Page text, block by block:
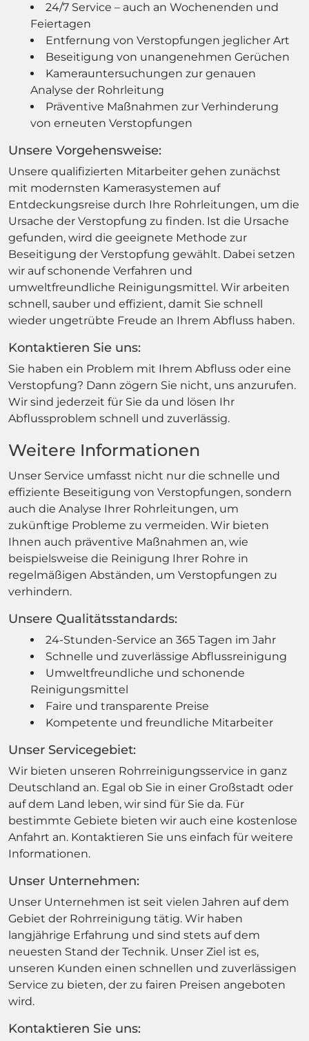
24/7 Service – auch an Wochenenden und
Feiertagen
Entfernung von Verstopfungen jeglicher Art
Beseitigung von unangenehmen Gerüchen
Kamerauntersuchungen zur genauen
Analyse der Rohrleitung
Präventive Maßnahmen zur Verhinderung
von erneuten Verstopfungen
Unsere Vorgehensweise:
Unsere qualifizierten Mitarbeiter gehen zunächst
mit modernsten Kamerasystemen auf
Entdeckungsreise durch Ihre Rohrleitungen, um die
Ursache der Verstopfung zu finden. Ist die Ursache
gefunden, wird die geeignete Methode zur
Beseitigung der Verstopfung gewählt. Dabei setzen
wir auf schonende Verfahren und
umweltfreundliche Reinigungsmittel. Wir arbeiten
schnell, sauber und effizient, damit Sie schnell
wieder ungetrübte Freude an Ihrem Abfluss haben.
Kontaktieren Sie uns:
Sie haben ein Problem mit Ihrem Abfluss oder eine
Verstopfung? Dann zögern Sie nicht, uns anzurufen.
Wir sind jederzeit für Sie da und lösen Ihr
Abflussproblem schnell und zuverlässig.
Weitere Informationen
Unser Service umfasst nicht nur die schnelle und
effiziente Beseitigung von Verstopfungen, sondern
auch die Analyse Ihrer Rohrleitungen, um
zukünftige Probleme zu vermeiden. Wir bieten
Ihnen auch präventive Maßnahmen an, wie
beispielsweise die Reinigung Ihrer Rohre in
regelmäßigen Abständen, um Verstopfungen zu
verhindern.
Unsere Qualitätsstandards:
24-Stunden-Service an 365 Tagen im Jahr
Schnelle und zuverlässige Abflussreinigung
Umweltfreundliche und schonende
Reinigungsmittel
Faire und transparente Preise
Kompetente und freundliche Mitarbeiter
Unser Servicegebiet:
Wir bieten unseren Rohrreinigungsservice in ganz
Deutschland an. Egal ob Sie in einer Großstadt oder
auf dem Land leben, wir sind für Sie da. Für
bestimmte Gebiete bieten wir auch eine kostenlose
Anfahrt an. Kontaktieren Sie uns einfach für weitere
Informationen.
Unser Unternehmen:
Unser Unternehmen ist seit vielen Jahren auf dem
Gebiet der Rohrreinigung tätig. Wir haben
langjährige Erfahrung und sind stets auf dem
neuesten Stand der Technik. Unser Ziel ist es,
unseren Kunden einen schnellen und zuverlässigen
Service zu bieten, der zu fairen Preisen angeboten
wird.
Kontaktieren Sie uns: